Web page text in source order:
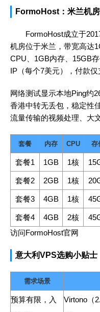
FormoHost：米兰机
FormoHost成立于
机房位于米兰，带宽高达
CPU、1GB内存、15GB
IP（每个7美元），付款仅
网络测试显示本地Ping约
香港中转无丢包，稳定性
流量传输的视频处理、大
套餐 内存 CPU 存
套餐1 1GB 1核
套餐2 2GB 1核
套餐3 4GB 1核
套餐4 4GB 2核
访问FormoHost官网
意大利VPS选购小贴士
需求场景
预算有限，入 Virtono（